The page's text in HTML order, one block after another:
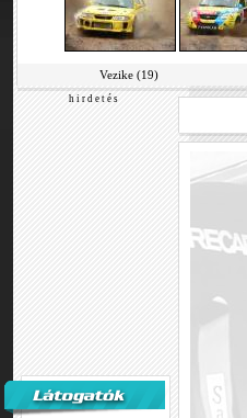
Vezike (19)
h i r d e t é s